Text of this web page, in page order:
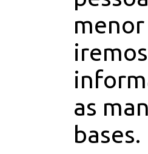
as
bases.